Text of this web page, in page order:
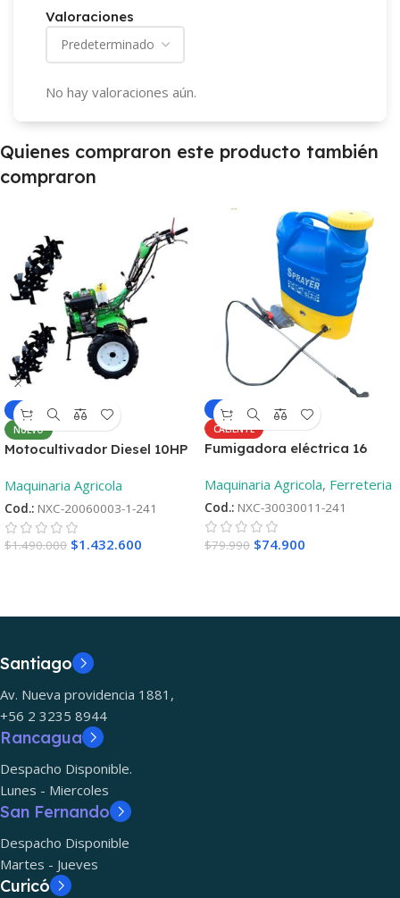
Valoraciones
No hay valoraciones aún.
Quienes compraron este producto también
compraron
-4%
NUEVO
Motocultivador Diesel 10HP
lanzamiento! + 2°Repueto
Maquinaria Agricola
Cod.: NXC-20060003-1-241
$1.490.000 $1.432.600
-6%
CALIENTE
Fumigadora eléctrica 16
Maquinaria Agricola, Ferreteria
Cod.: NXC-30030011-241
$79.990 $74.900
Santiago
Av. Nueva providencia 1881,
+56 2 3235 8944
Rancagua
Despacho Disponible.
Lunes - Miercoles
San Fernando
Despacho Disponible
Martes - Jueves
Curicó